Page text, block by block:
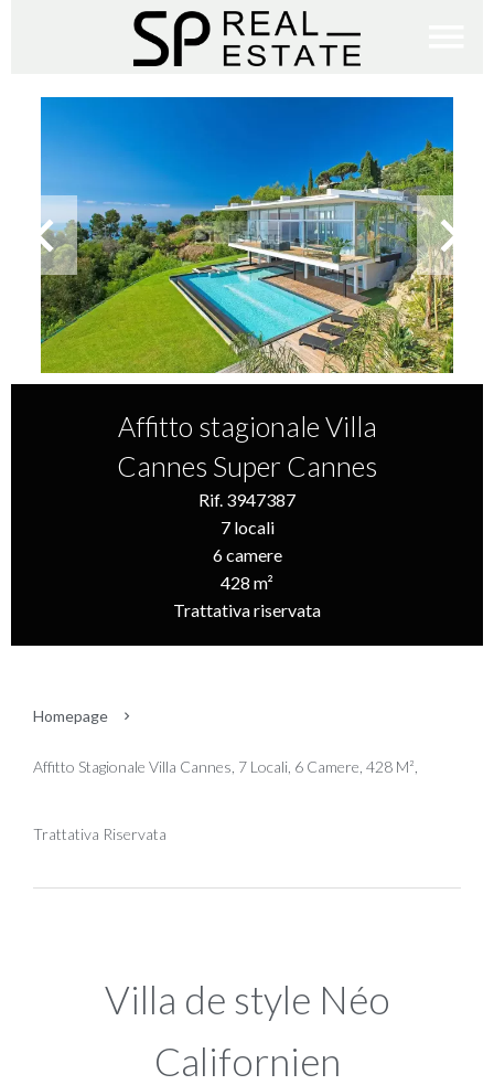
Affitto stagionale Villa
Cannes Super Cannes
Rif. 3947387
7 locali
6 camere
428 m²
Trattativa riservata
Homepage
Affitto Stagionale Villa Cannes, 7 Locali, 6 Camere, 428 M²,
Trattativa Riservata
Villa de style Néo
Californien